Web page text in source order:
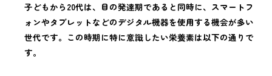
子どもから20代は、目の発達期であると同時に、スマートフ
ォンやタブレットなどのデジタル機器を使用する機会が多い
世代です。この時期に特に意識したい栄養素は以下の通りで
す。